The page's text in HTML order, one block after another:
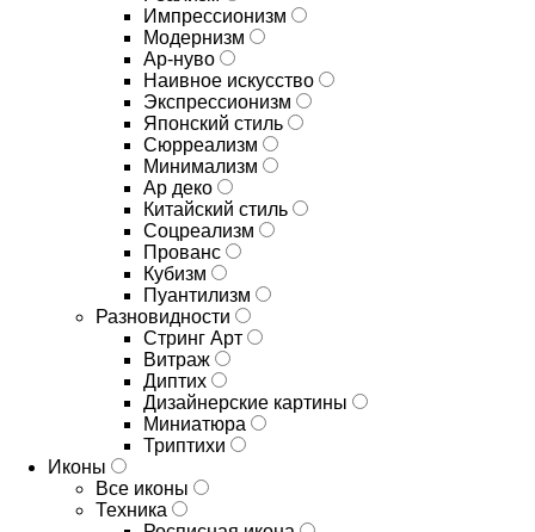
Импрессионизм
Модернизм
Ар-нуво
Наивное искусство
Экспрессионизм
Японский стиль
Сюрреализм
Минимализм
Ар деко
Китайский стиль
Соцреализм
Прованс
Кубизм
Пуантилизм
Разновидности
Стринг Арт
Витраж
Диптих
Дизайнерские картины
Миниатюра
Триптихи
Иконы
Все иконы
Техника